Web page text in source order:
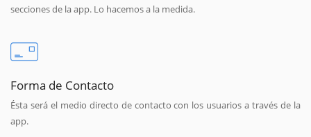
secciones de la app. Lo hacemos a la medida.
Forma de Contacto
Ésta será el medio directo de contacto con los usuarios a través de la
app.